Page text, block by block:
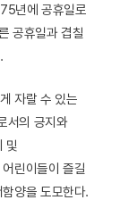
년에 공휴일로
공휴일과 겹칠
자랄 수 있는
서의 긍지와
및
린이들이 즐길
양을 도모한다.